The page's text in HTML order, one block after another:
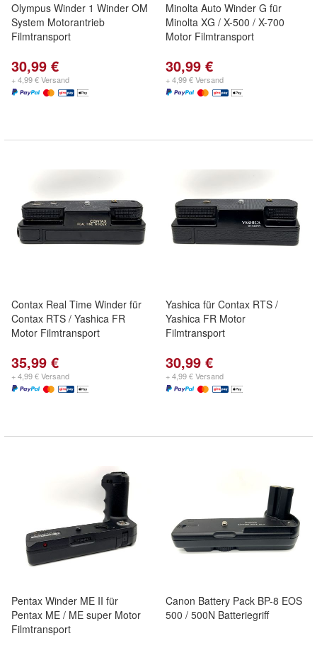
Olympus Winder 1 Winder OM
System Motorantrieb
Filmtransport
30,99 €
+ 4,99 € Versand
Minolta Auto Winder G für
Minolta XG / X-500 / X-700
Motor Filmtransport
30,99 €
+ 4,99 € Versand
Contax Real Time Winder für
Contax RTS / Yashica FR
Motor Filmtransport
35,99 €
+ 4,99 € Versand
Yashica für Contax RTS /
Yashica FR Motor
Filmtransport
30,99 €
+ 4,99 € Versand
Pentax Winder ME II für
Pentax ME / ME super Motor
Filmtransport
Canon Battery Pack BP-8 EOS
500 / 500N Batteriegriff